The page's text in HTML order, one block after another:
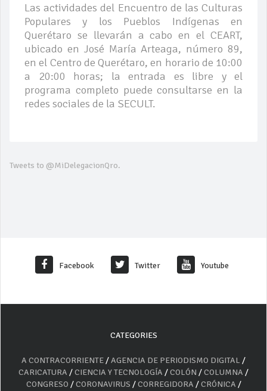
Las actividades del Encuentro de las Culturas
Populares y los Pueblos Indígenas en
Querétaro se llevarán a cabo en el CEART,
ubicado en José María Arteaga, número 89,
en el Centro de Querétaro, en horario de 10:00
a 20:00 horas; la entrada es libre y el
programa completo puede consultarse en la
redes sociales de la SECULT.
Tweets to @MiDelegacionQro.
Facebook Twitter Youtube
CATEGORIES
A CONTRACORRIENTE/AGENCIA DE PERIODISMO DIGITAL /
CARICATURA /CIENCIA Y TECNOLOGÍA /COLÓN /COLUMNA /
CONGRESO /CORONAVIRUS /CORREGIDORA /CRÓNICA /